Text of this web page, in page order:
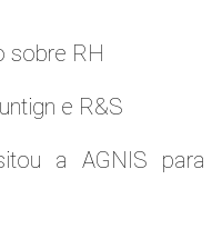
sobre RH
e R&S
a AGNIS para